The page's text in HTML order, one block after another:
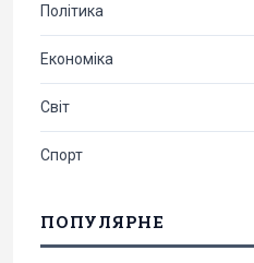
Політика
Економіка
Світ
Спорт
ПОПУЛЯРНЕ